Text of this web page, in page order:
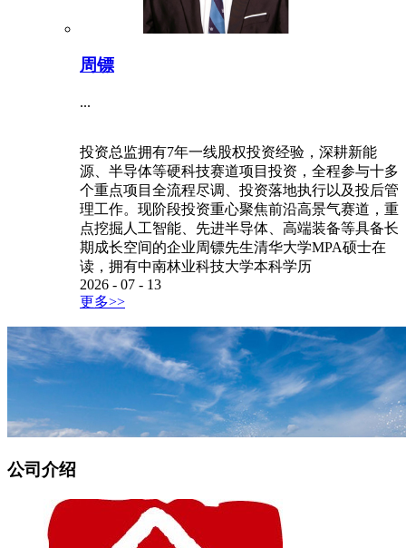
周镖
...
投资总监拥有7年一线股权投资经验，深耕新能
源、半导体等硬科技赛道项目投资，全程参与十多
个重点项目全流程尽调、投资落地执行以及投后管
理工作。现阶段投资重心聚焦前沿高景气赛道，重
点挖掘人工智能、先进半导体、高端装备等具备长
期成长空间的企业周镖先生清华大学MPA硕士在
读，拥有中南林业科技大学本科学历
2026 - 07 - 13
更多>>
公司介绍